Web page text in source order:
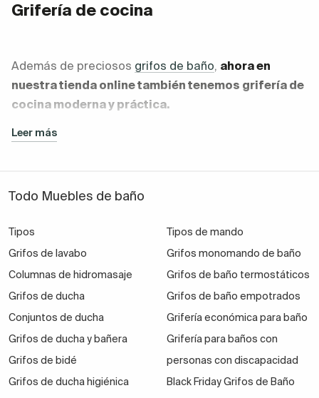
Grifería de cocina
Además de preciosos grifos de baño, ahora en
nuestra tienda online también tenemos grifería de
cocina moderna y práctica.
una reforma o un cambio.
Nuestra preciosa y resistente grifería para cocina
incluye prestaciones que te ayudarán aahorrar agua,
fregar los platos o limpiar mejor las superficies.
Leer más
Todo Muebles de baño
Tipos
Grifos de lavabo
Columnas de hidromasaje
Grifos de ducha
Conjuntos de ducha
Grifos de ducha y bañera
Grifos de bidé
Grifos de ducha higiénica
Tipos de mando
Grifos monomando de baño
Grifos de baño termostáticos
Grifos de baño empotrados
Grifería económica para baño
Grifería para baños con
personas con discapacidad
Black Friday Grifos de Baño